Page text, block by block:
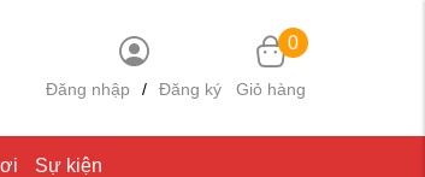
Đăng nhập / Đăng ký
0
Giỏ hàng
Sự kiện